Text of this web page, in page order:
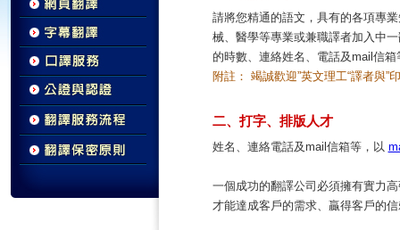
請將您精通的語文，具有的各項專
械、醫學等專業或兼職譯者加入中
的時數、連絡姓名、電話及mail信
附註： 竭誠歡迎”英文理工“譯者與”
二、打字、排版人才
姓名、連絡電話及mail信箱等，以
一個成功的翻譯公司必須擁有實力
才能達成客戶的需求、贏得客戶的